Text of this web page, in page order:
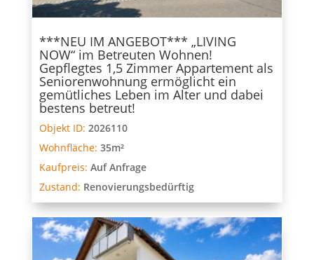
***NEU IM ANGEBOT*** „LIVING
NOW“ im Betreuten Wohnen!
Gepflegtes 1,5 Zimmer Appartement als
Seniorenwohnung ermöglicht ein
gemütliches Leben im Alter und dabei
bestens betreut!
Objekt ID: 2026110
Wohnfläche: 35m²
Kaufpreis: Auf Anfrage
Zustand: Renovierungsbedürftig